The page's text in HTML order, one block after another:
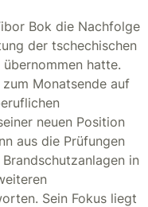
Bok die Nachfolge
der tschechischen
hatte.
Monatsende auf
neuen Position
aus die Prüfungen
in
Sein Fokus liegt